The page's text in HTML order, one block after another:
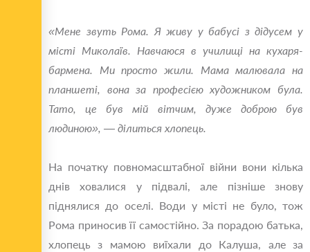
«Мене звуть Рома. Я живу у бабусі з дідусем у
місті Миколаїв. Навчаюся в училищі на кухаря-
бармена. Ми просто жили. Мама малювала на
планшеті, вона за професією художником була.
Тато, це був мій вітчим, дуже доброю був
людиною», — ділиться хлопець.
На початку повномасштабної війни вони кілька
днів ховалися у підвалі, але пізніше знову
піднялися до оселі. Води у місті не було, тож
Рома приносив її самостійно. За порадою батька,
хлопець з мамою виїхали до Калуша, але за